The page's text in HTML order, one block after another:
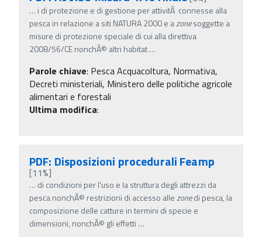
… i di protezione e di gestione per attivitÃ connesse alla
pesca in relazione a siti NATURA 2000 e azonesoggette a
misure di protezione speciale di cui alla direttiva
2008/56/CE nonchÃ© altri habitat…
Parole chiave: Pesca Acquacoltura, Normativa,
Decreti ministeriali, Ministero delle politiche agricole
alimentari e forestali
Ultima modifica:
PDF: Disposizioni procedurali Feamp
[11%]
… di condizioni per l'uso e la struttura degli attrezzi da
pesca nonchÃ© restrizioni di accesso allezonedi pesca, la
composizione delle catture in termini di specie e
dimensioni, nonchÃ© gli effetti …